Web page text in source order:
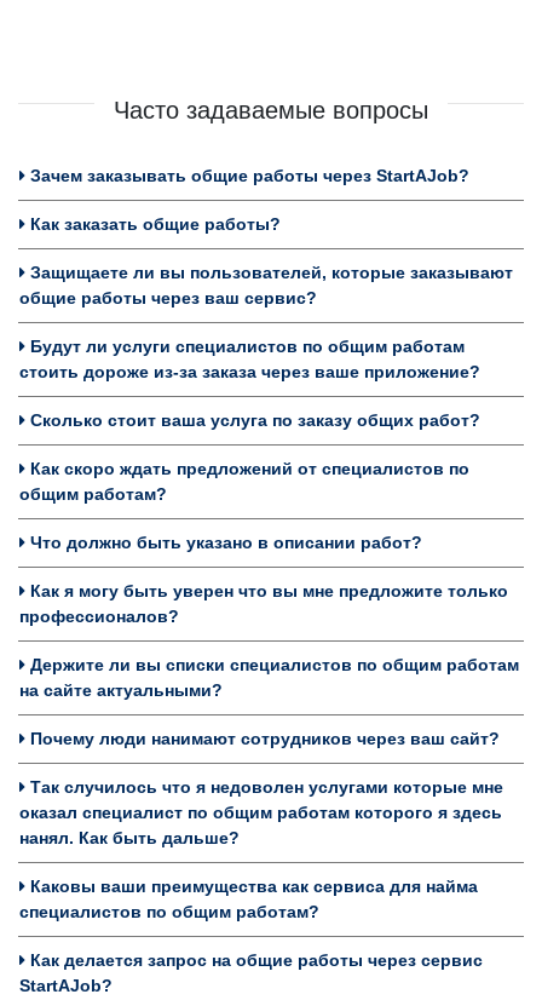
Часто задаваемые вопросы
Зачем заказывать общие работы через StartAJob?
Как заказать общие работы?
Защищаете ли вы пользователей, которые заказывают
общие работы через ваш сервис?
Будут ли услуги специалистов по общим работам
стоить дороже из-за заказа через ваше приложение?
Сколько стоит ваша услуга по заказу общих работ?
Как скоро ждать предложений от специалистов по
общим работам?
Что должно быть указано в описании работ?
Как я могу быть уверен что вы мне предложите только
профессионалов?
Держите ли вы списки специалистов по общим работам
на сайте актуальными?
Почему люди нанимают сотрудников через ваш сайт?
Так случилось что я недоволен услугами которые мне
оказал специалист по общим работам которого я здесь
нанял. Как быть дальше?
Каковы ваши преимущества как сервиса для найма
специалистов по общим работам?
Как делается запрос на общие работы через сервис
StartAJob?